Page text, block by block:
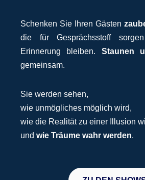
Schenken Sie Ihren Gästen
die für Gesprächsstoff
Erinnerung bleiben. Staunen
gemeinsam.
Sie werden sehen,
wie unmögliches möglich wird,
wie die Realität zu einer Illusion
und wie Träume wahr werden.